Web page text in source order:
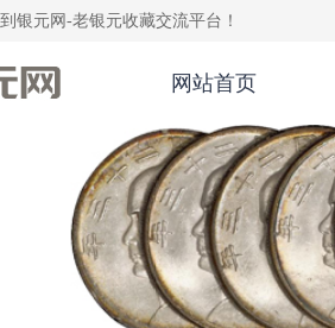
银元网-老银元收藏交流平台！
网站首页